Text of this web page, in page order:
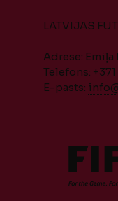
LATVIJAS
Adrese: Emiļa
Telefons:
E-pasts: